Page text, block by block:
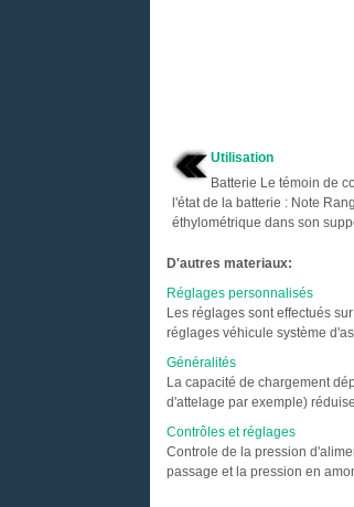
Utilisation
Batterie Le témoin de
l'état de la batterie : Note
éthylométrique dans son
D'autres materiaux:
Réglages personnalisés
Les réglages sont effectués
réglages véhicule système
Généralités
La capacité de chargement
d'attelage par exemple)
Contrôles et réglages
Controle de la pression
passage et la pression en